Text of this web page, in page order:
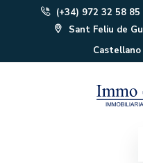
(+34) 972 32 58 85
Sant Feliu de
Castellano